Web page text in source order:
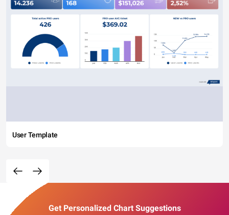
User Template
Get Personalized Chart Suggestions